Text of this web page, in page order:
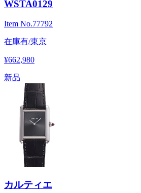
WSTA0129
Item No.77792
在庫有/東京
¥662,980
新品
カルティエ